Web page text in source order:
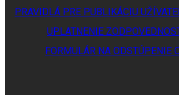
PRAVIDLÁ PRE PUBLIKÁCIU
UPLATNENIE
FORMULÁR NA ODSTÚPENIE